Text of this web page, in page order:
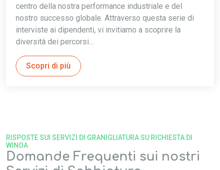
centro della nostra performance industriale e del
nostro successo globale. Attraverso questa serie di
interviste ai dipendenti, vi invitiamo a scoprire la
diversità dei percorsi…
Scopri di più
Domande Frequenti sui nostri
RISPOSTE SUI SERVIZI DI GRANIGLIATURA SU RICHIESTA DI
WINOA